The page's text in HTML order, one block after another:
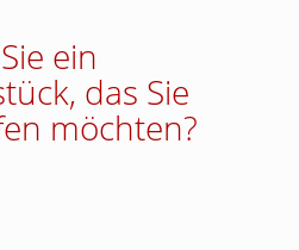
ein
das Sie
möchten?